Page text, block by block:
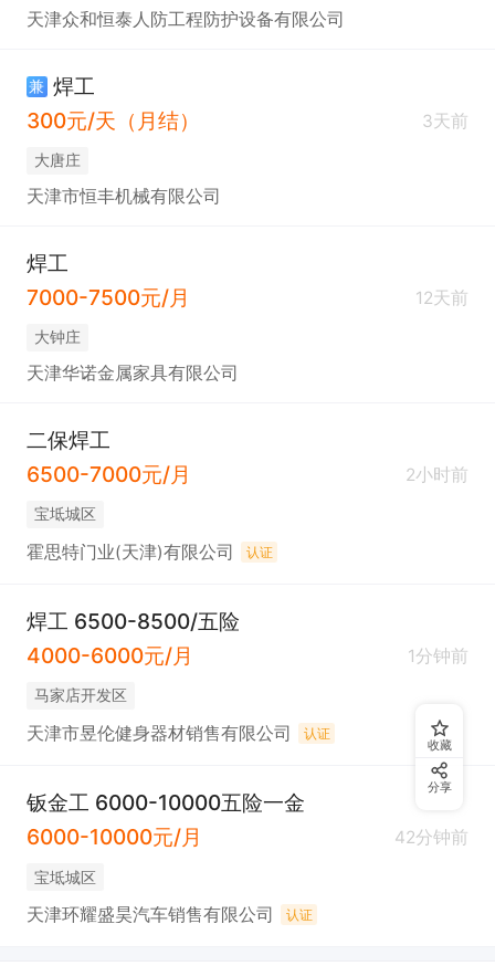
天津众和恒泰人防工程防护设备有限公司
兼 焊工
300元/天（月结）
3天前
大唐庄
天津市恒丰机械有限公司
焊工
7000-7500元/月
12天前
大钟庄
天津华诺金属家具有限公司
二保焊工
6500-7000元/月
2小时前
宝坻城区
霍思特门业(天津)有限公司 认证
焊工 6500-8500/五险
4000-6000元/月
1分钟前
马家店开发区
天津市昱伦健身器材销售有限公司 认证
钣金工 6000-10000五险一金
6000-10000元/月
42分钟前
宝坻城区
天津环耀盛昊汽车销售有限公司 认证
收藏
分享